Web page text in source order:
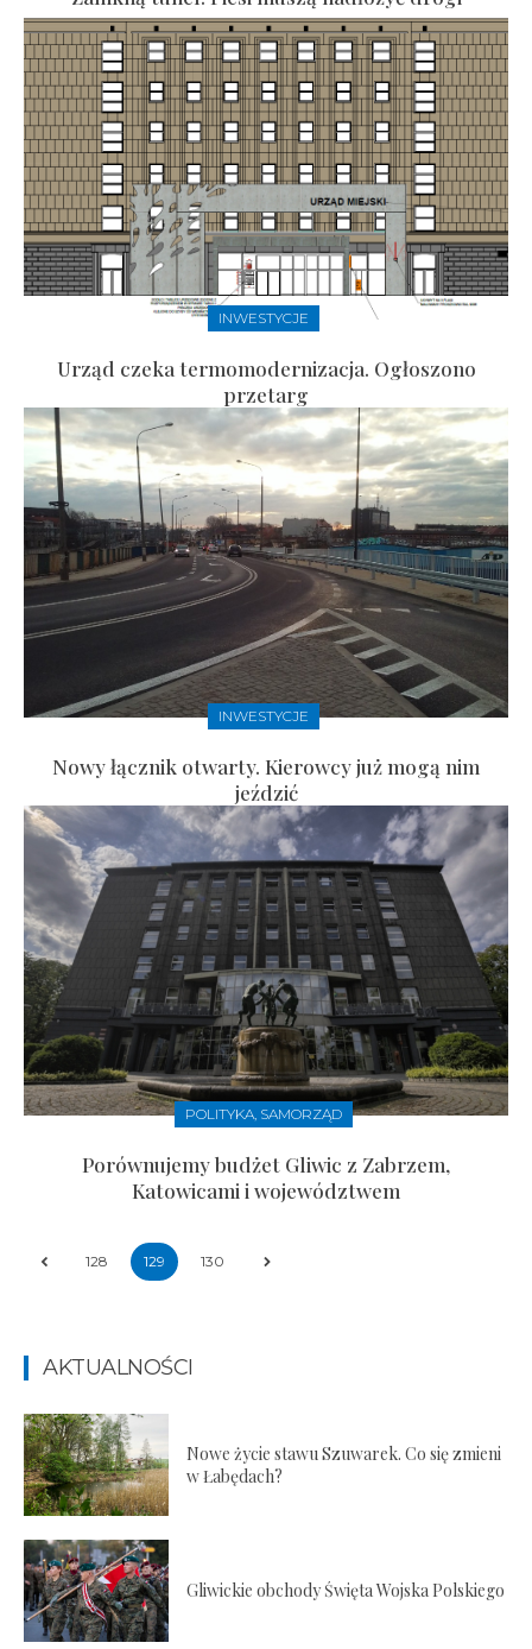
INWESTYCJE
Urząd czeka termomodernizacja. Ogłoszono
przetarg
INWESTYCJE
Nowy łącznik otwarty. Kierowcy już mogą nim
jeździć
POLITYKA, SAMORZĄD
Porównujemy budżet Gliwic z Zabrzem,
Katowicami i województwem
128 129 130
AKTUALNOŚCI
Nowe życie stawu Szuwarek. Co się zmieni
w Łabędach?
Gliwickie obchody Święta Wojska Polskiego